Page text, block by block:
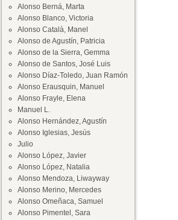
Alonso Berná, Marta
Alonso Blanco, Victoria
Alonso Català, Manel
Alonso de Agustín, Patricia
Alonso de la Sierra, Gemma
Alonso de Santos, José Luis
Alonso Díaz-Toledo, Juan Ramón
Alonso Erausquin, Manuel
Alonso Frayle, Elena
Manuel L.
Alonso Hernández, Agustín
Alonso Iglesias, Jesús
Julio
Alonso López, Javier
Alonso López, Natalia
Alonso Mendoza, Liwayway
Alonso Merino, Mercedes
Alonso Omeñaca, Samuel
Alonso Pimentel, Sara